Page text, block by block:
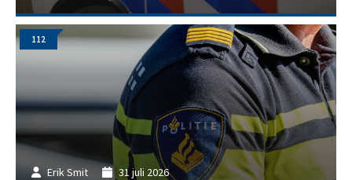
Erik Smit 31 juli 2026
112